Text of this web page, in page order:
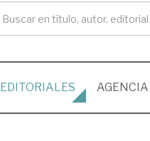
EDITORIALES AGENCIA